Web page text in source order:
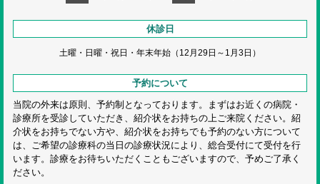
休診日
土曜・日曜・祝日・ 年末年始（12月29日～1月3日）
予約について
当院の外来は原則、予約制となっております。まずはお近くの病院・
診療所を受診していただき、紹介状をお持ちの上ご来院ください。紹
介状をお持ちでない方や、紹介状をお持ちでも予約のない方について
は、ご希望の診療科の当日の診療状況により、総合受付にて受付を行
います。診療をお待ちいただくこともございますので、予めご了承く
ださい。